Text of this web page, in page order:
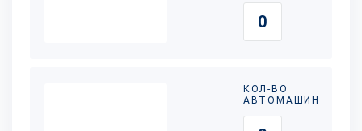
КОЛ-ВО
АВТОМАШИН